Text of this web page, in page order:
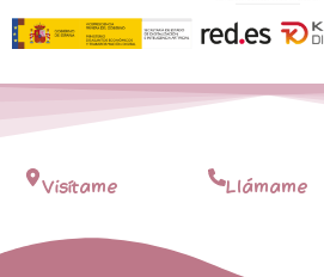
Visítame Llámame